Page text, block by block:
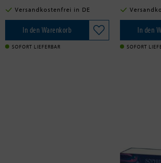
Versandkostenfrei in DE
In den Warenkorb
SOFORT LIEFERBAR
In den
SOFORT